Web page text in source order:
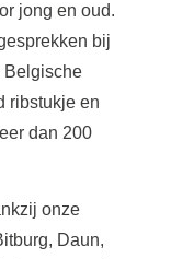
jong en oud.
bij
Belgische
ribstukje en
dan 200
onze
Daun,